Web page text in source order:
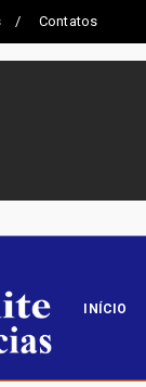
Contatos
INÍCIO